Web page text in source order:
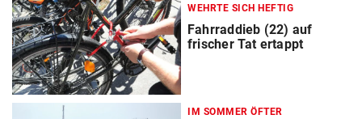
WEHRTE SICH HEFTIG
Fahrraddieb (22) auf
frischer Tat ertappt
IM SOMMER ÖFTER